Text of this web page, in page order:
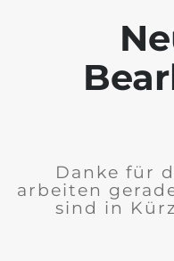
Danke für
arbeiten
sind in